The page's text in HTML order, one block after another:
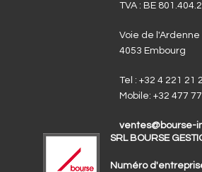
TVA : BE
Voie de l'Ardenne
4053 Embourg
Tel : +32 4 221 21
Mobile: +32 477
ventes@bourse-
SRL BOURSE
Numéro